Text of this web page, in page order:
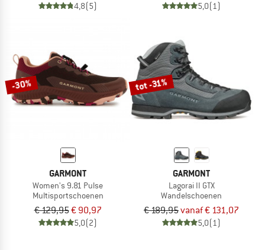
4,8(5) 5,0(1)
-30%
GARMONT
Women's 9.81 Pulse
Multisportschoenen
€ 129,95€ 90,97
5,0(2)
tot -31%
GARMONT
Lagorai II GTX
Wandelschoenen
€ 189,95vanaf € 131,07
5,0(1)